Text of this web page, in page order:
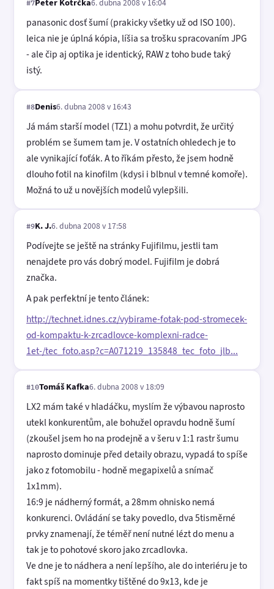
#7Peter Kotrčka6. dubna 2008 v 16:04
panasonic dosť šumí (prakicky všetky už od ISO 100).
leica nie je úplná kópia, líšia sa trošku spracovaním JPG
- ale čip aj optika je identický, RAW z toho bude taký
istý.
#8Denis6. dubna 2008 v 16:43
Já mám starší model (TZ1) a mohu potvrdit, že určitý
problém se šumem tam je. V ostatních ohledech je to
ale vynikající foťák. A to říkám přesto, že jsem hodně
dlouho fotil na kinofilm (kdysi i blbnul v temné komoře).
Možná to už u novějších modelů vylepšili.
#9K. J.6. dubna 2008 v 17:58
Podívejte se ještě na stránky Fujifilmu, jestli tam
nenajdete pro vás dobrý model. Fujifilm je dobrá
značka.
A pak perfektní je tento článek:
http://technet.idnes.cz/vybirame-fotak-pod-stromecek-
od-kompaktu-k-zrcadlovce-komplexni-radce-
1et-/tec_foto.asp?c=A071219_135848_tec_foto_jlb...
#10Tomáš Kafka6. dubna 2008 v 18:09
LX2 mám také v hladáčku, myslím že výbavou naprosto
utekl konkurentům, ale bohužel opravdu hodně šumí
(zkoušel jsem ho na prodejně a v šeru v 1:1 rastr šumu
naprosto dominuje před detaily obrazu, vypadá to spíše
jako z fotomobilu - hodně megapixelů a snímač
1x1mm).
16:9 je nádherný formát, a 28mm ohnisko nemá
konkurenci. Ovládání se taky povedlo, dva 5tisměrné
prvky znamenají, že téměř není nutné lézt do menu a
tak je to pohotové skoro jako zrcadlovka.
Ve dne je to nádhera a není lepšího, ale do interiéru je to
fakt spíš na momentky tištěné do 9x13, kde je